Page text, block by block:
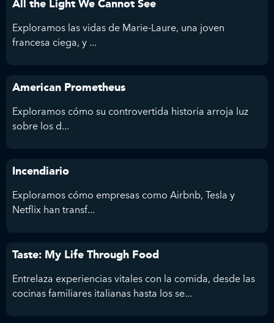
All the Light We Cannot See
Exploramos las vidas de Marie-Laure, una joven
francesa ciega, y ...
American Prometheus
Exploramos cómo su controvertida historia arroja luz
sobre los d...
Incendiario
Exploramos cómo empresas como Airbnb, Tesla y
Netflix han transf...
Taste: My Life Through Food
Entrelaza experiencias vitales con la comida, desde las
cocinas familiares italianas hasta los se...